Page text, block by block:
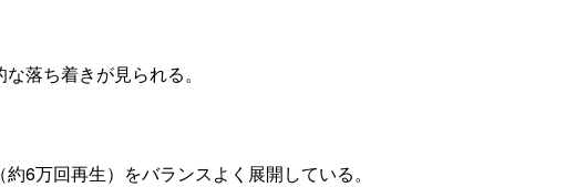
落ち着きが見られる。
6万回再生）をバランスよく展開している。